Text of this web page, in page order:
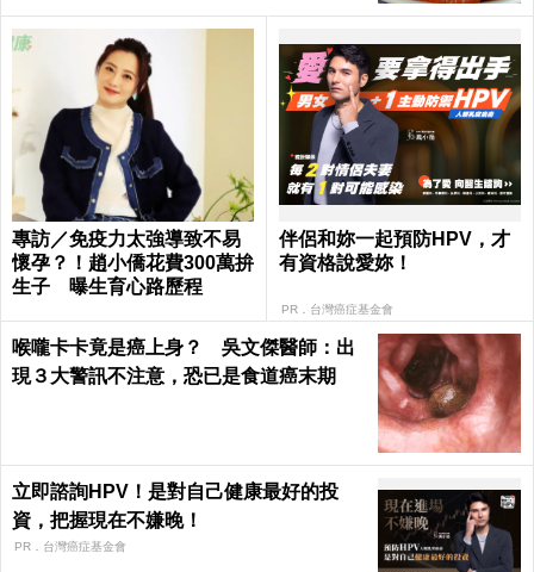
專訪／免疫力太強導致不易
懷孕？！趙小僑花費300萬拚
生子 曝生育心路歷程
伴侶和妳一起預防HPV，才
有資格說愛妳！
PR．台灣癌症基金會
喉嚨卡卡竟是癌上身？ 吳文傑醫師：出
現３大警訊不注意，恐已是食道癌末期
立即諮詢HPV！是對自己健康最好的投
資，把握現在不嫌晚！
PR．台灣癌症基金會